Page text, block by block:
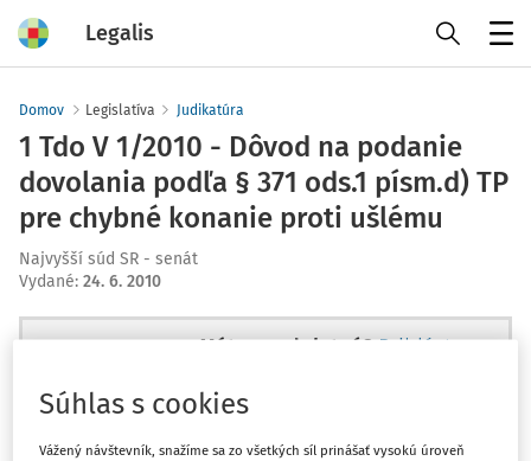
Legalis
Domov Legislatíva Judikatúra
1 Tdo V 1/2010 - Dôvod na podanie
dovolania podľa § 371 ods.1 písm.d) TP
pre chybné konanie proti ušlému
Najvyšší súd SR - senát
Vydané: 24. 6. 2010
Máte predplatné? Prihláste sa
Súhlas s cookies
Vážený návštevník, snažíme sa zo všetkých síl prinášať vysokú úroveň